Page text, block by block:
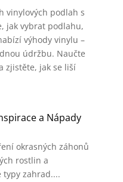
vinylových podlah s
jak vybrat podlahu,
výhody vinylu –
údržbu. Naučte
zjistěte, jak se liší
a Nápady
okrasných záhonů
rostlin a
zahrad....